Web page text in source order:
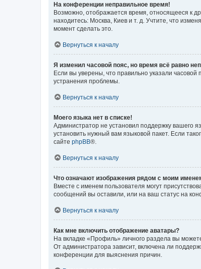
На конференции неправильное время!
Возможно, отображается время, относящееся к
находитесь: Москва, Киев и т. д. Учтите, что
момент сделать это.
Вернуться к началу
Я изменил часовой пояс, но время всё равно
Если вы уверены, что правильно указали
устранения проблемы.
Вернуться к началу
Моего языка нет в списке!
Администратор не установил поддержку вашего
установить нужный вам языковой пакет. Если
сайте phpBB®.
Вернуться к началу
Что означают изображения рядом с моим
Вместе с именем пользователя могут
сообщений вы оставили, или на ваш статус на
Вернуться к началу
Как мне включить отображение аватары?
На вкладке «Профиль» личного раздела вы
От администратора зависит, включена ли
конференции для выяснения причин.